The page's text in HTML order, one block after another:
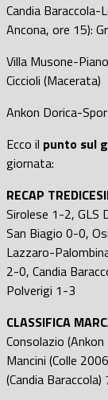
Candia
Ancona, ore 15):
Villa Musone-
Ciccioli (Macerata)
Ankon Dorica-
Ecco il punto sul
giornata:
RECAP
Sirolese 1-2, GLS
San Biagio 0-0,
Lazzaro-
2-0, Candia
Polverigi 1-3
CLASSIFICA
Consolazio
Mancini (Colle
(Candia